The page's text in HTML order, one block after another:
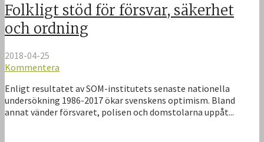
Folkligt stöd för försvar, säkerhet
och ordning
2018-04-25
Kommentera
Enligt resultatet av SOM-institutets senaste nationella
undersökning 1986-2017 ökar svenskens optimism. Bland
annat vänder försvaret, polisen och domstolarna uppåt...